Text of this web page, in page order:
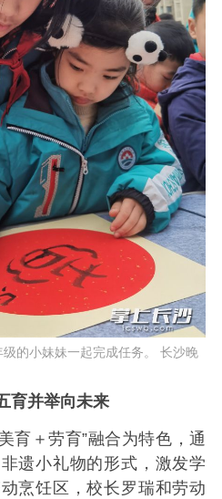
的小妹妹一起完成任务。 长沙晚
育并举向未来
育＋劳育”融合为特色，通
遗小礼物的形式，激发学
烹饪区，校长罗瑞和劳动